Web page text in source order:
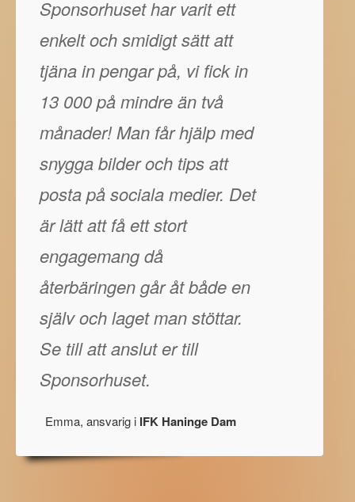
Sponsorhuset har varit ett
enkelt och smidigt sätt att
tjäna in pengar på, vi fick in
13 000 på mindre än två
månader! Man får hjälp med
snygga bilder och tips att
posta på sociala medier. Det
är lätt att få ett stort
engagemang då
återbäringen går åt både en
själv och laget man stöttar.
Se till att anslut er till
Sponsorhuset.
Emma, ansvarig i IFK Haninge Dam